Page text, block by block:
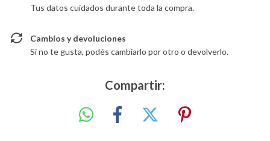
Tus datos cuidados durante toda la compra.
Cambios y devoluciones
Si no te gusta, podés cambiarlo por otro o devolverlo.
Compartir: